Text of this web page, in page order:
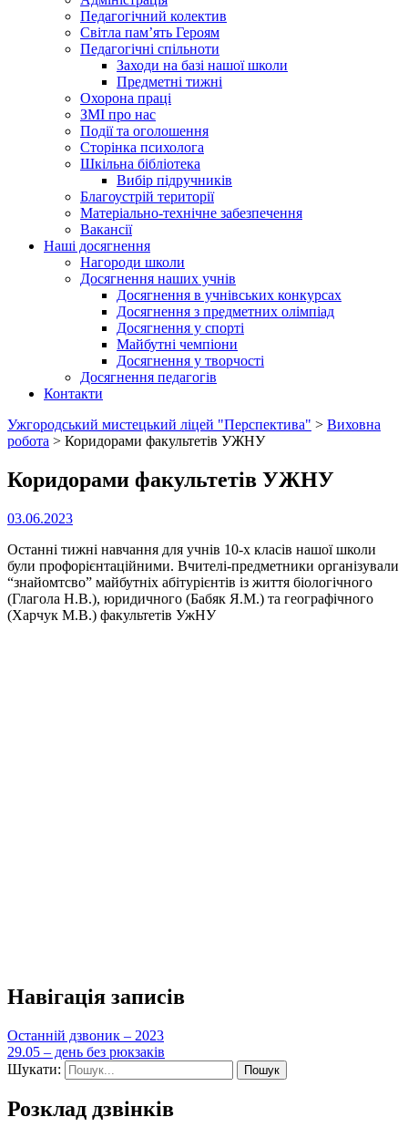
Педагогічний колектив
Світла пам’ять Героям
Педагогічні спільноти
Заходи на базі нашої школи
Предметні тижні
Охорона праці
ЗМІ про нас
Події та оголошення
Сторінка психолога
Шкільна бібліотека
Вибір підручників
Благоустрій території
Матеріально-технічне забезпечення
Вакансії
Наші досягнення
Нагороди школи
Досягнення наших учнів
Досягнення в учнівських конкурсах
Досягнення з предметних олімпіад
Досягнення у спорті
Майбутні чемпіони
Досягнення у творчості
Досягнення педагогів
Контакти
Ужгородський мистецький ліцей "Перспектива" > Виховна
робота > Коридорами факультетів УЖНУ
Коридорами факультетів УЖНУ
03.06.2023
Останні тижні навчання для учнів 10-х класів нашої школи
були профорієнтаційними. Вчителі-предметники організували
“знайомтсво” майбутніх абітурієнтів із життя біологічного
(Глагола Н.В.), юридичного (Бабяк Я.М.) та географічного
(Харчук М.В.) факультетів УжНУ
Навігація записів
Останній дзвоник – 2023
29.05 – день без рюкзаків
Шукати:
Розклад дзвінків